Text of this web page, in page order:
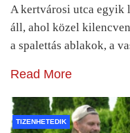
A kertvárosi utca egyik
áll, ahol közel
a spalettás ablakok, a
Read More
TIZENHETEDIK